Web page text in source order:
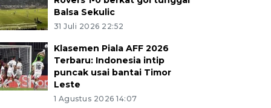
Balsa Sekulic
31 Juli 2026 22:52
Klasemen Piala AFF 2026
Terbaru: Indonesia intip
puncak usai bantai Timor
Leste
1 Agustus 2026 14:07